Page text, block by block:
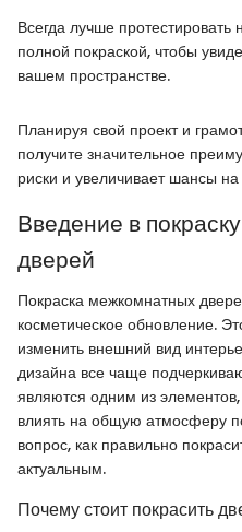
Всегда лучше
полной покраской, чтобы
вашем пространстве.
Планируя свой проект и
получите значительное
риски и увеличивает шансы
Введение в
дверей
Покраска межкомнатных
косметическое обновление.
изменить внешний вид
дизайна все чаще
являются одним из
влиять на общую атмосферу
вопрос, как правильно
актуальным.
Почему стоит покрасить